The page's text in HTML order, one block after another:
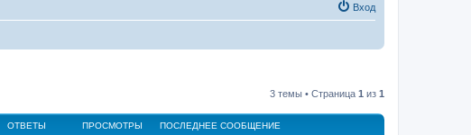
Вход
3 темы • Страница 1 из 1
ОТВЕТЫ ПРОСМОТРЫ ПОСЛЕДНЕЕ СООБЩЕНИЕ